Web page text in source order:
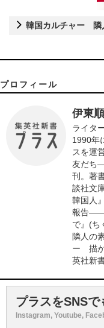
韓国カルチャー 隣
プロフィール
伊東
ライタ
1990年
スを運
友だち
刊。著
談社文
韓国人
報告――
で』(ち
隣人の
ー 描か
英社新
プラスをSNSで
Instagram, Youtube,